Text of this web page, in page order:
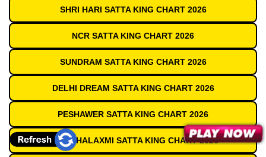
SHRI HARI SATTA KING CHART 2026
NCR SATTA KING CHART 2026
SUNDRAM SATTA KING CHART 2026
DELHI DREAM SATTA KING CHART 2026
PESHAWER SATTA KING CHART 2026
JAI MAHALAXMI SATTA KING CHART 2026